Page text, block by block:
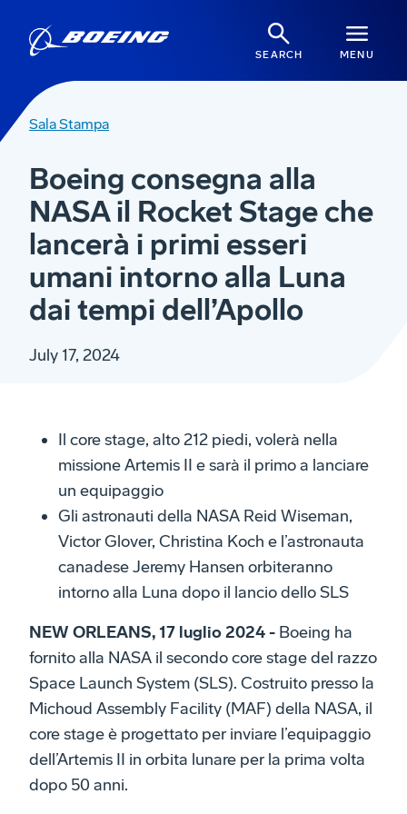
SEARCH MENU
Sala Stampa
Boeing consegna alla
NASA il Rocket Stage che
lancerà i primi esseri
umani intorno alla Luna
dai tempi dell’Apollo
July 17, 2024
Il core stage, alto 212 piedi, volerà nella
missione Artemis II e sarà il primo a lanciare
un equipaggio
Gli astronauti della NASA Reid Wiseman,
Victor Glover, Christina Koch e l’astronauta
canadese Jeremy Hansen orbiteranno
intorno alla Luna dopo il lancio dello SLS
NEW ORLEANS, 17 luglio 2024 - Boeing ha
fornito alla NASA il secondo core stage del razzo
Space Launch System (SLS). Costruito presso la
Michoud Assembly Facility (MAF) della NASA, il
core stage è progettato per inviare l’equipaggio
dell’Artemis II in orbita lunare per la prima volta
dopo 50 anni.